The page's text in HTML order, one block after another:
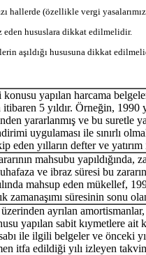
(özellikle vergi
eden hususlara dikkat edilmelidir.
aşıldığı hususuna dikkat
konusu yapılan harcama
5 yıldır. Örneğin, 1990
yararlanmış ve bu suretle
uygulaması ile sınırlı
eden yılların defter ve
mahsubu yapıldığında,
ve ibraz süresi bu
mahsup eden mükellef,
zamanaşımı süresinin sonu
ayrılan
yapılan sabit kıymetlere ait
ile ilgili belgeler ve önceki
itfa edildiği yılı izleyen